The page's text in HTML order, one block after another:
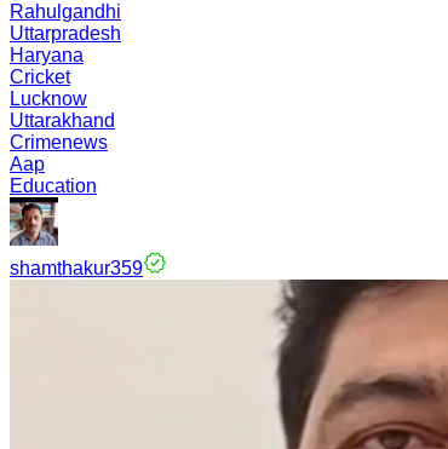
Rahulgandhi
Uttarpradesh
Haryana
Cricket
Lucknow
Uttarakhand
Crimenews
Aap
Education
shamthakur359